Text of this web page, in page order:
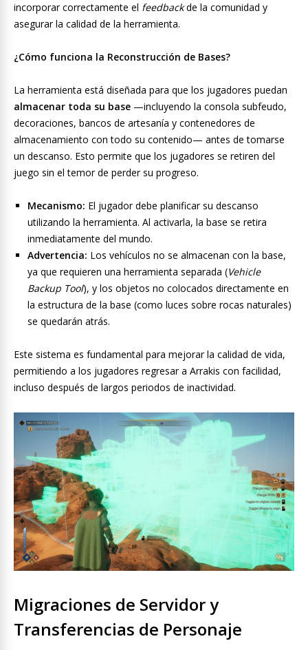
incorporar correctamente el feedbackde la comunidad y
asegurar la calidad de la herramienta.
¿Cómo funciona la Reconstrucción de Bases?
La herramienta está diseñada para que los jugadores puedan
almacenar toda su base —incluyendo la consola subfeudo,
decoraciones, bancos de artesanía y contenedores de
almacenamiento con todo su contenido— antes de tomarse
un descanso. Esto permite que los jugadores se retiren del
juego sin el temor de perder su progreso.
Mecanismo: El jugador debe planificar su descanso
utilizando la herramienta. Al activarla, la base se retira
inmediatamente del mundo.
Advertencia: Los vehículos no se almacenan con la base,
ya que requieren una herramienta separada (Vehicle
Backup Tool), y los objetos no colocados directamente en
la estructura de la base (como luces sobre rocas naturales)
se quedarán atrás.
Este sistema es fundamental para mejorar la calidad de vida,
permitiendo a los jugadores regresar a Arrakis con facilidad,
incluso después de largos periodos de inactividad.
Migraciones de Servidor y
Transferencias de Personaje